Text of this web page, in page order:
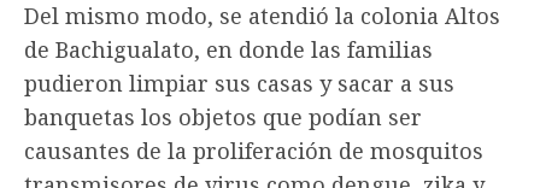
Del mismo modo, se atendió la colonia Altos
de Bachigualato, en donde las familias
pudieron limpiar sus casas y sacar a sus
banquetas los objetos que podían ser
causantes de la proliferación de mosquitos